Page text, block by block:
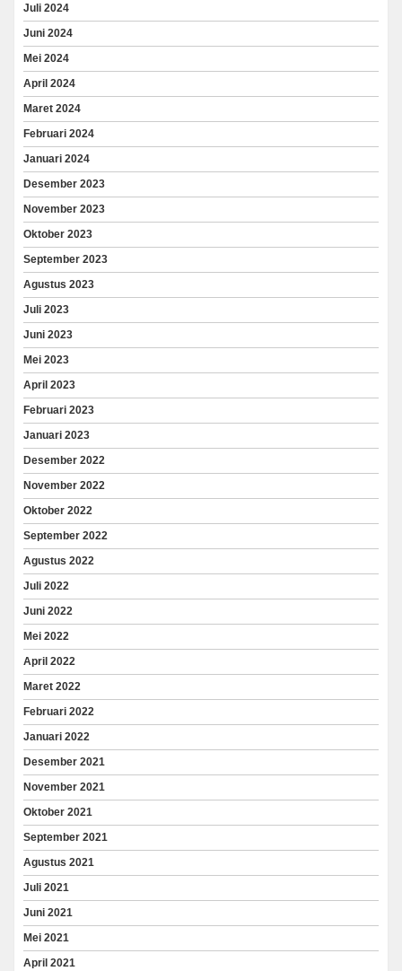
Juli 2024
Juni 2024
Mei 2024
April 2024
Maret 2024
Februari 2024
Januari 2024
Desember 2023
November 2023
Oktober 2023
September 2023
Agustus 2023
Juli 2023
Juni 2023
Mei 2023
April 2023
Februari 2023
Januari 2023
Desember 2022
November 2022
Oktober 2022
September 2022
Agustus 2022
Juli 2022
Juni 2022
Mei 2022
April 2022
Maret 2022
Februari 2022
Januari 2022
Desember 2021
November 2021
Oktober 2021
September 2021
Agustus 2021
Juli 2021
Juni 2021
Mei 2021
April 2021